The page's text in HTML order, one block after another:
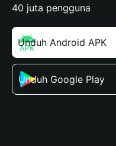
40 juta pengguna
Unduh Android APK
Unduh Google Play